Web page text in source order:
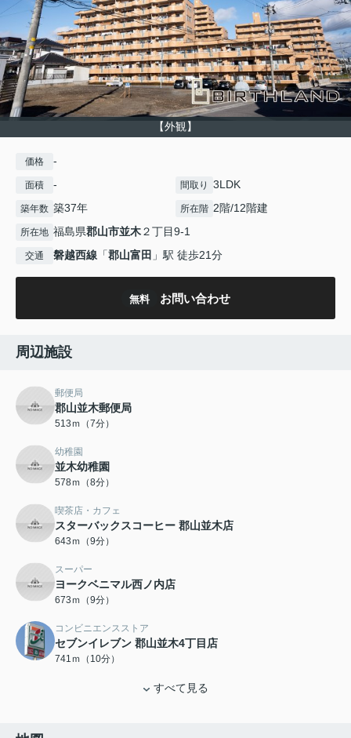
【外観】
価格 -
面積 - 間取り 3LDK
築年数 築37年 所在階 2階/12階建
所在地 福島県郡山市並木２丁目9-1
交通 磐越西線 「郡山富田 」駅 徒歩21分
無料 お問い合わせ
周辺施設
郵便局
郡山並木郵便局
513ｍ（7分）
幼稚園
並木幼稚園
578ｍ（8分）
喫茶店・カフェ
スターバックスコーヒー 郡山並木店
643ｍ（9分）
スーパー
ヨークベニマル西ノ内店
673ｍ（9分）
コンビニエンスストア
セブンイレブン 郡山並木4丁目店
741ｍ（10分）
すべて見る